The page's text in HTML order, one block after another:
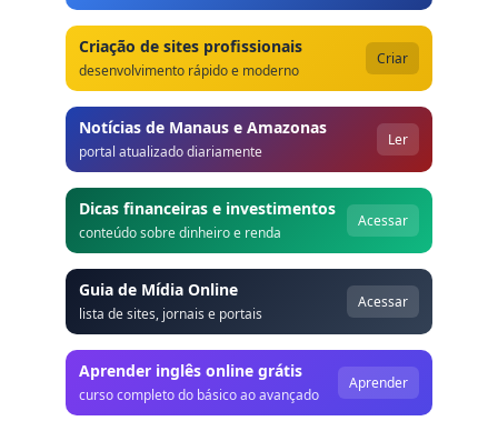
Criação de sites profissionais
desenvolvimento rápido e moderno
Criar
Notícias de Manaus e Amazonas
portal atualizado diariamente
Ler
Dicas financeiras e investimentos
conteúdo sobre dinheiro e renda
Acessar
Guia de Mídia Online
lista de sites, jornais e portais
Acessar
Aprender inglês online grátis
curso completo do básico ao avançado
Aprender